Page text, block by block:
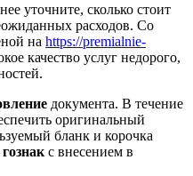
уточните, сколько стоит
расходов. Со
на https://premialnie-
качество услуг недорого,
документа. В течение
оригинальный
бланк и корочка
гознак с внесением в